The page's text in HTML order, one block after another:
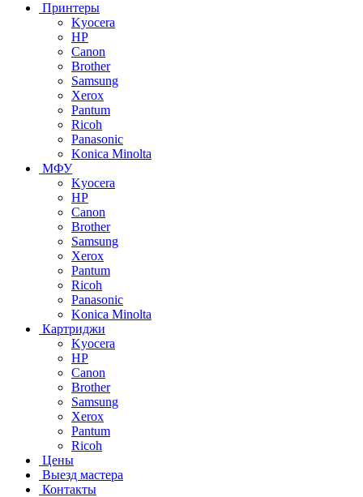
Принтеры
Kyocera
HP
Canon
Brother
Samsung
Xerox
Pantum
Ricoh
Panasonic
Konica Minolta
МФУ
Kyocera
HP
Canon
Brother
Samsung
Xerox
Pantum
Ricoh
Panasonic
Konica Minolta
Картриджи
Kyocera
HP
Canon
Brother
Samsung
Xerox
Pantum
Ricoh
Цены
Выезд мастера
Контакты